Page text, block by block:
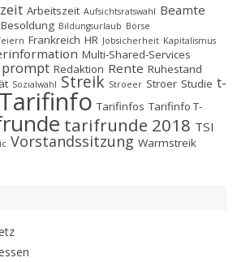
Arbeitszeit Aufsichtsratswahl Beamte
Besoldung Bildungsurlaub Börse
Frankreich HR Jobsicherheit Kapitalismus
Multi-Shared-Services
prompt Redaktion Rente Ruhestand
Sozialwahl Streik Stroeer Stroer Studie t-
Tarifinfo Tarifinfos Tarifinfo T-
tarifrunde 2018 TSI
Vorstandssitzung Warmstreik